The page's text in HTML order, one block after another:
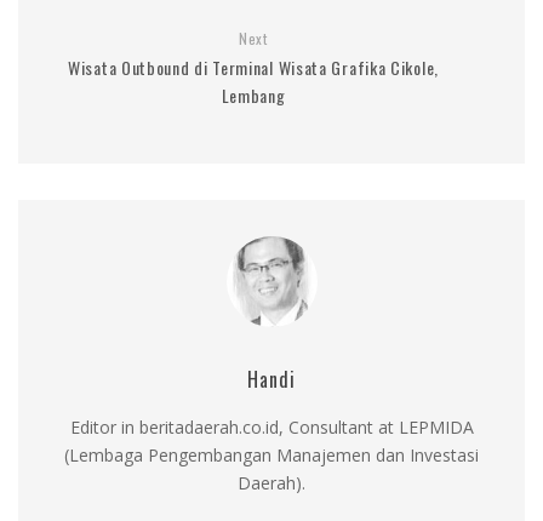
Next
Wisata Outbound di Terminal Wisata Grafika Cikole,
Lembang
Handi
Editor in beritadaerah.co.id, Consultant at LEPMIDA
(Lembaga Pengembangan Manajemen dan Investasi
Daerah).